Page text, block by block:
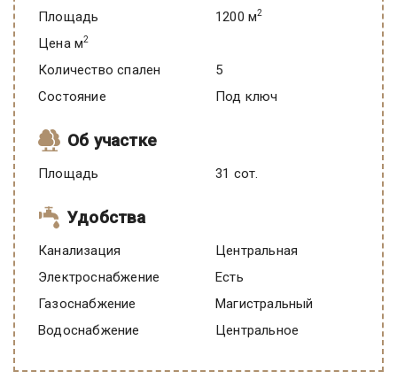
Площадь
1200 м2
Цена м2
Количество спален
5
Состояние
под ключ
Об участке
Площадь 31 сот.
Удобства
Канализация
Центральная
Электроснабжение
есть
Газоснабжение
Магистральный
Водоснабжение
Центральное